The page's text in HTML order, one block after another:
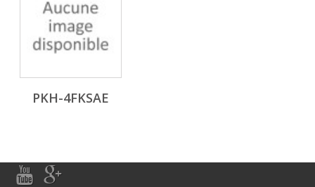
PKH-4FKSAE